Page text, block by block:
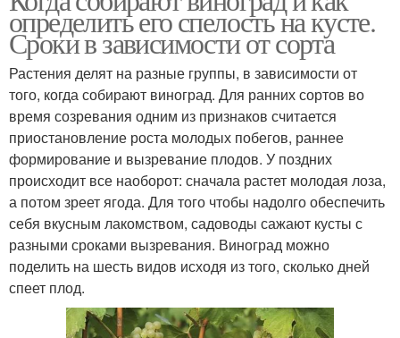
определить его спелость на кусте.
Сроки в зависимости от сорта
Растения делят на разные группы, в зависимости от
того, когда собирают виноград. Для ранних сортов во
время созревания одним из признаков считается
приостановление роста молодых побегов, раннее
формирование и вызревание плодов. У поздних
происходит все наоборот: сначала растет молодая лоза,
а потом зреет ягода. Для того чтобы надолго обеспечить
себя вкусным лакомством, садоводы сажают кусты с
разными сроками вызревания. Виноград можно
поделить на шесть видов исходя из того, сколько дней
спеет плод.